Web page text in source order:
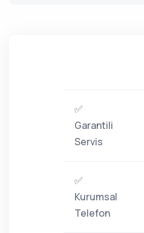
✅
Garantili
Servis
✅
Kurumsal
Telefon